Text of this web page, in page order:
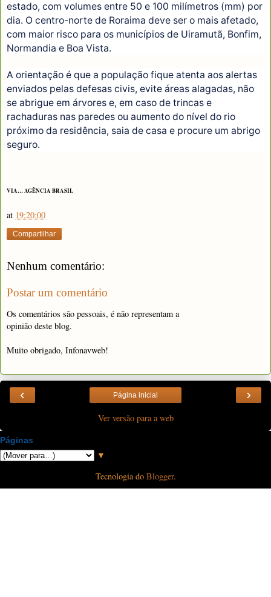
estado, com volumes entre 50 e 100 milímetros (mm) por
dia. O centro-norte de Roraima deve ser o mais afetado,
com maior risco para os municípios de Uiramutã, Bonfim,
Normandia e Boa Vista.
A orientação é que a população fique atenta aos alertas
enviados pelas defesas civis, evite áreas alagadas, não
se abrigue em árvores e, em caso de trincas e
rachaduras nas paredes ou aumento do nível do rio
próximo da residência, saia de casa e procure um abrigo
seguro.
VIA… AGÊNCIA BRASIL
at 19:20:00
Compartilhar
Nenhum comentário:
Postar um comentário
Os comentários são pessoais, é não representam a
opinião deste blog.
Muito obrigado, Infonavweb!
‹ ›
Página inicial
Ver versão para a web
Páginas
▼
Tecnologia do Blogger.